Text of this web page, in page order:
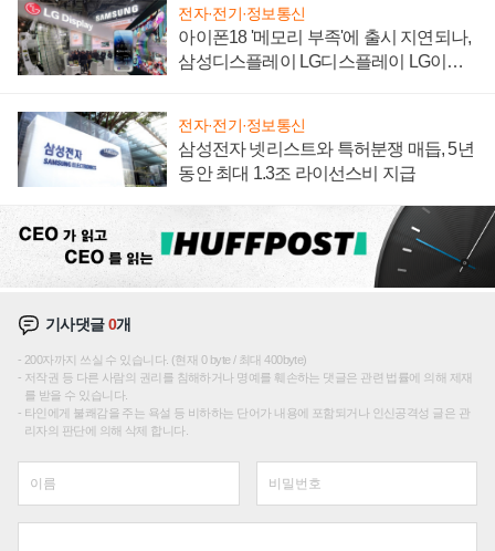
전자·전기·정보통신
아이폰18 '메모리 부족'에 출시 지연되나,
삼성디스플레이 LG디스플레이 LG이노
전자·전기·정보통신
삼성전자 넷리스트와 특허분쟁 매듭, 5년
동안 최대 1.3조 라이선스비 지급
기사댓글0개
200자까지 쓰실 수 있습니다. (현재 0 byte / 최대 400byte)
저작권 등 다른 사람의 권리를 침해하거나 명예를 훼손하는 댓글은 관련 법률에 의해 제재
를 받을 수 있습니다.
타인에게 불쾌감을 주는 욕설 등 비하하는 단어가 내용에 포함되거나 인신공격성 글은 관
리자의 판단에 의해 삭제 합니다.